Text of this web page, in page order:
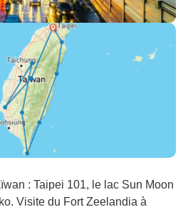
: Taipei 101, le lac Sun Moon
Visite du Fort Zeelandia à